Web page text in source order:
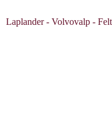
Laplander - Volvovalp -